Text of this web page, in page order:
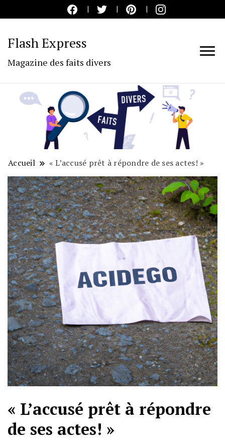
Flash Express
Magazine des faits divers
Accueil « L’accusé prêt à répondre de ses actes! »
« L’accusé prêt à répondre
de ses actes! »